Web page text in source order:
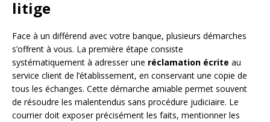
litige
Face à un différend avec votre banque, plusieurs démarches
s’offrent à vous. La première étape consiste
systématiquement à adresser une réclamation écrite au
service client de l’établissement, en conservant une copie de
tous les échanges. Cette démarche amiable permet souvent
de résoudre les malentendus sans procédure judiciaire. Le
courrier doit exposer précisément les faits, mentionner les